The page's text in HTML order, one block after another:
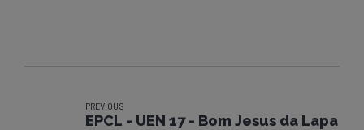
PREVIOUS
EPCL - UEN 17 - Bom Jesus da Lapa